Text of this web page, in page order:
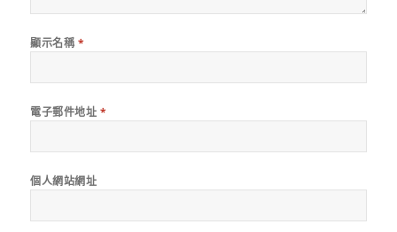
顯示名稱 *
電子郵件地址 *
個人網站網址